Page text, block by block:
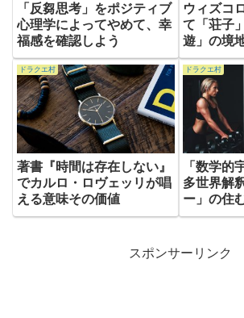
「反芻思考」をポジティブ
心理学によってやめて、幸
福感を確認しよう
ウィズコ
て「荘子
遊」の境
ドラクエ村
著書『時間は存在しない』
でカルロ・ロヴェッリが唱
える意味その価値
ドラクエ村
「数学的
多世界解
ー」の住
スポンサーリンク